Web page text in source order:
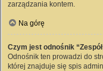
zarządzania kontem.
Na górę
Czym jest odnośnik
Odnośnik ten prowadzi do
której znajduje się spis